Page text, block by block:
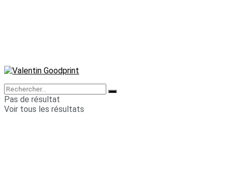
Pas de résultat
Voir tous les résultats